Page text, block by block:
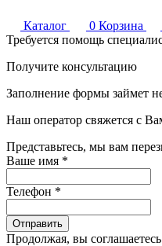
Каталог 0 Корзина
Требуется помощь
Получите консультацию
Заполнение формы займет
Наш оператор свяжется с
Представьтесь, мы вам
Ваше имя *
Телефон *
Продолжая, вы